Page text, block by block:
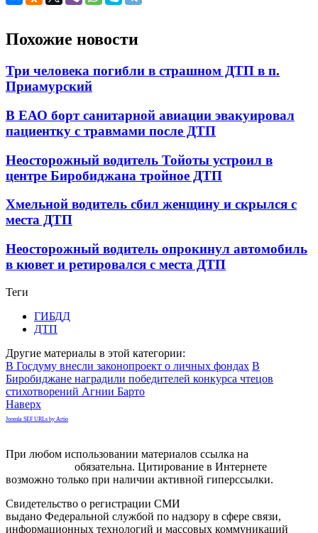
Похожие новости
Три человека погибли в страшном ДТП в п.
Приамурский
В ЕАО борт санитарной авиации эвакуировал
пациентку с травмами после ДТП
Неосторожный водитель Тойоты устроил в
центре Биробиджана тройное ДТП
Хмельной водитель сбил женщину и скрылся с
места ДТП
Неосторожный водитель опрокинул автомобиль
в кювет и ретировался с места ДТП
Теги
ГИБДД
ДТП
Другие материалы в этой категории:
В Госдуму внесли законопроект о личных фондах В
Биробиджане наградили победителей конкурса чтецов
стихотворений Агнии Барто
Наверх
Joomla SEF URLs by Artio
При любом использовании материалов ссылка на
обязательна. Цитирование в Интернете
возможно только при наличии активной гиперссылки.
Свидетельство о регистрации СМИ
выдано Федеральной службой по надзору в сфере связи,
информационных технологий и массовых коммуникаций